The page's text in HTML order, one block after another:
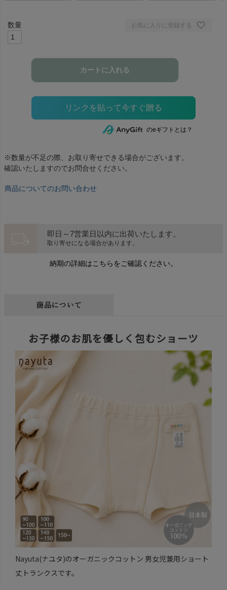
お気に入りに登録する
カートに入れる
のeギフトとは？
※数量が不足の際、お取り寄せできる場合がございます。
確認いたしますのでお問合せください。
商品についてのお問い合わせ
即日～7営業日以内に出荷いたします。
取り寄せになる場合があります。
納期の詳細はこちらをご確認ください。
商品について
お子様のお肌を優しく包むショーツ
Nayuta(ナユタ)のオーガニックコットン 男女児兼用ショート
丈トランクスです。